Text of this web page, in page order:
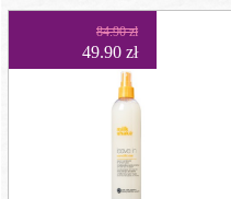
84.90 zł
49.90 zł